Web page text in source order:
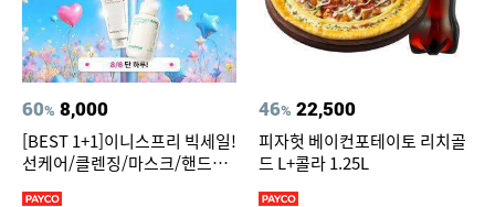
60% 8,000
[BEST 1+1]이니스프리 빅세일!
선케어/클렌징/마스크/핸드크
46% 22,500
피자헛 베이컨포테이토 리치골
드 L+콜라 1.25L